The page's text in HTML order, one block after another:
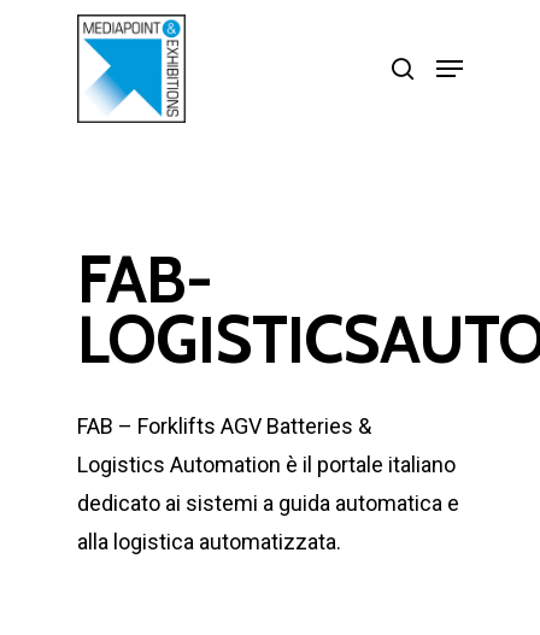
Menu
FAB-
FAB – Forklifts AGV Batteries &
Logistics Automation è il portale italiano
dedicato ai sistemi a guida automatica e
alla logistica automatizzata.